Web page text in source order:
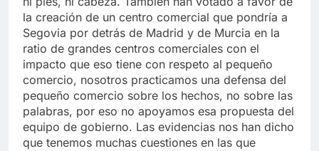
la creación de un centro comercial que pondría a
Segovia por detrás de Madrid y de Murcia en la
ratio de grandes centros comerciales con el
impacto que eso tiene con respeto al pequeño
comercio, nosotros practicamos una defensa del
pequeño comercio sobre los hechos, no sobre las
palabras, por eso no apoyamos esa propuesta del
equipo de gobierno. Las evidencias nos han dicho
que tenemos muchas cuestiones en las que